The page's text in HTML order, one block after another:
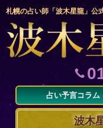
札幌の占い師「波木星龍」公
占い予言コラム
波木